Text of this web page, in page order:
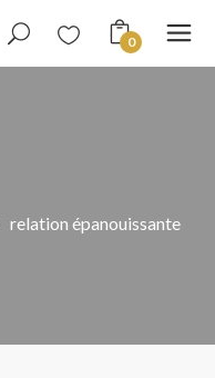
0
relation épanouissante